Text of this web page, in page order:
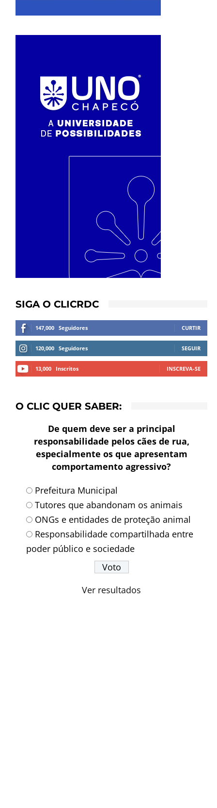
SIGA O CLICRDC
147,000 Seguidores CURTIR
120,000 Seguidores SEGUIR
13,000 Inscritos INSCREVA-SE
O CLIC QUER SABER:
De quem deve ser a principal
responsabilidade pelos cães de rua,
especialmente os que apresentam
comportamento agressivo?
Prefeitura Municipal
Tutores que abandonam os animais
ONGs e entidades de proteção animal
Responsabilidade compartilhada entre
poder público e sociedade
Ver resultados